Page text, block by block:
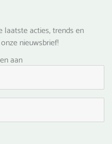
acties, trends en
nieuwsbrief!
aan